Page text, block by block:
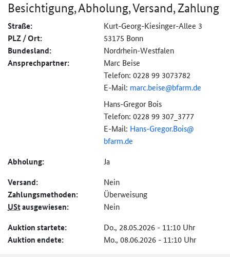
Besichtigung, Abholung, Versand, Zahlung
Straße: Kurt-Georg-Kiesinger-Allee 3
PLZ / Ort: 53175 Bonn
Bundesland: Nordrhein-Westfalen
Ansprechpartner:
Marc Beise
Telefon: 0228 99 3073782
E-Mail: marc.beise@bfarm.de
Hans-Gregor Bois
Telefon: 0228 99 307_3777
E-Mail: Hans-Gregor.Bois@
bfarm.de
Abholung: Ja
Versand: Nein
Zahlungs­methoden: Überweisung
UStausgewiesen: Nein
Auktion startete: Do., 28.05.2026 - 11:10 Uhr
Auktion endete: Mo., 08.06.2026 - 11:10 Uhr